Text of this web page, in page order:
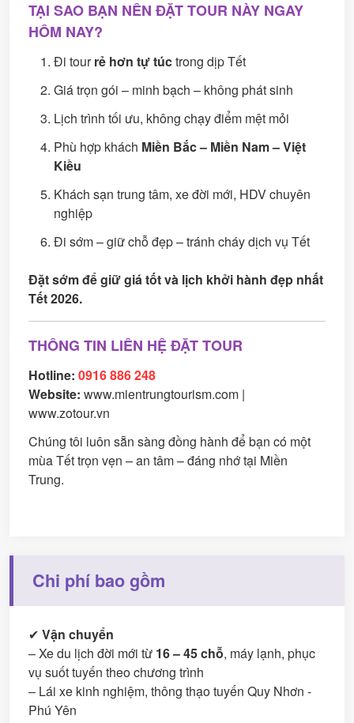
TẠI SAO BẠN NÊN ĐẶT TOUR NÀY NGAY
HÔM NAY?
Đi tourrẻ hơn tự túctrong dịp Tết
Giá trọn gói – minh bạch – không phát sinh
Lịch trình tối ưu, không chạy điểm mệt mỏi
Phù hợp khách Miền Bắc – Miền Nam – Việt
Kiều
Khách sạn trung tâm, xe đời mới, HDV chuyên
nghiệp
Đi sớm – giữ chỗ đẹp – tránh cháy dịch vụ Tết
Đặt sớm để giữ giá tốt và lịch khởi hành đẹp nhất
Tết 2026.
THÔNG TIN LIÊN HỆ ĐẶT TOUR
Hotline: 0916 886 248
Website: www.mientrungtourism.com |
www.zotour.vn
Chúng tôi luôn sẵn sàng đồng hành để bạn có một
mùa Tết trọn vẹn – an tâm – đáng nhớ tại Miền
Trung.
Chi phí bao gồm
✔ Vận chuyển
– Xe du lịch đời mới từ 16 – 45 chỗ, máy lạnh, phục
vụ suốt tuyến theo chương trình
– Lái xe kinh nghiệm, thông thạo tuyến Quy Nhơn -
Phú Yên